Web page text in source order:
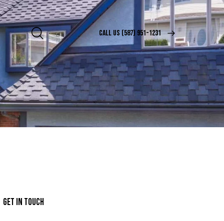
CALL US (587) 951-1231
GET IN TOUCH